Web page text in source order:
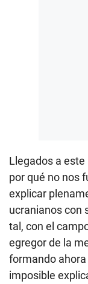
Llegados a
por qué no nos
explicar
ucranianos con
tal, con el
egregor de la
formando
imposible